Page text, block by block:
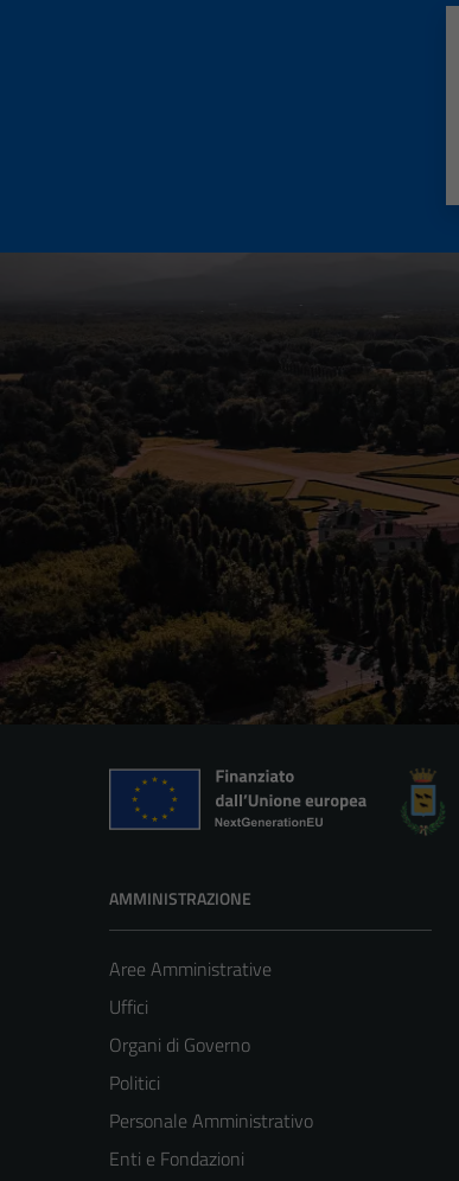
AMMINISTRAZIONE
Aree Amministrative
Uffici
Organi di Governo
Politici
Personale Amministrativo
Enti e Fondazioni